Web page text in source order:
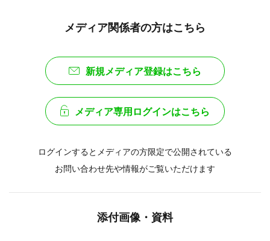
メディア関係者の方はこちら
新規メディア登録はこちら
メディア専用ログインはこちら
ログインするとメディアの方限定で公開されている
お問い合わせ先や情報がご覧いただけます
添付画像・資料